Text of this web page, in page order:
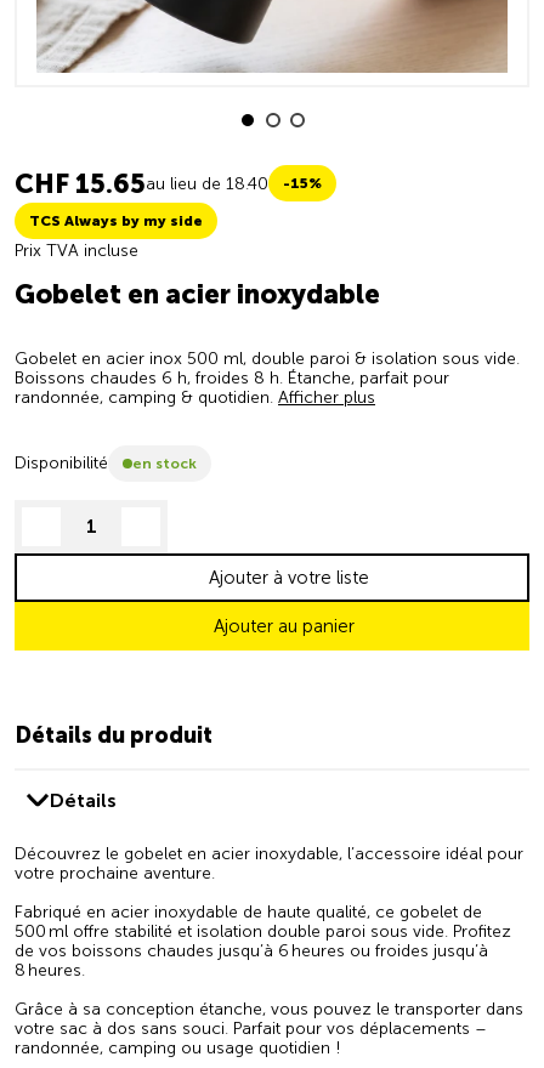
CHF 15.65au lieu de 18.40 -15%
TCS Always by my side
Prix TVA incluse
Gobelet en acier inoxydable
Gobelet en acier inox 500 ml, double paroi & isolation sous vide.
Boissons chaudes 6 h, froides 8 h. Étanche, parfait pour
randonnée, camping & quotidien. Afficher plus
Disponibilité en stock
decrease quantity
Ajouter au panier
Ajouter à votre liste
Détails du produit
Détails
Découvrez le gobelet en acier inoxydable, l’accessoire idéal pour
votre prochaine aventure.
Fabriqué en acier inoxydable de haute qualité, ce gobelet de
500 ml offre stabilité et isolation double paroi sous vide. Profitez
de vos boissons chaudes jusqu’à 6 heures ou froides jusqu’à
8 heures.
Grâce à sa conception étanche, vous pouvez le transporter dans
votre sac à dos sans souci. Parfait pour vos déplacements –
randonnée, camping ou usage quotidien !